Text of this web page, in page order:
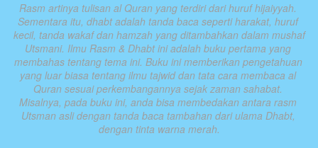
Rasm artinya tulisan al Quran yang terdiri dari huruf hijaiyyah.
Sementara itu, dhabt adalah tanda baca seperti harakat, huruf
kecil, tanda wakaf dan hamzah yang ditambahkan dalam mushaf
Utsmani. Ilmu Rasm & Dhabt ini adalah buku pertama yang
membahas tentang tema ini. Buku ini memberikan pengetahuan
yang luar biasa tentang ilmu tajwid dan tata cara membaca al
Quran sesuai perkembangannya sejak zaman sahabat.
Misalnya, pada buku ini, anda bisa membedakan antara rasm
Utsman asli dengan tanda baca tambahan dari ulama Dhabt,
dengan tinta warna merah.